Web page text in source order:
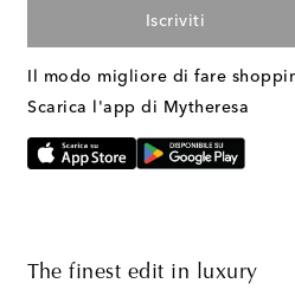
Iscriviti
Il modo migliore di fare
Scarica l'app di Mytheresa
The finest edit in luxury